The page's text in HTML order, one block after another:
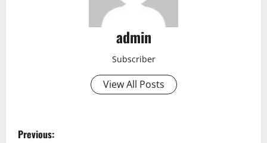
admin
Subscriber
View All Posts
P
Previous: